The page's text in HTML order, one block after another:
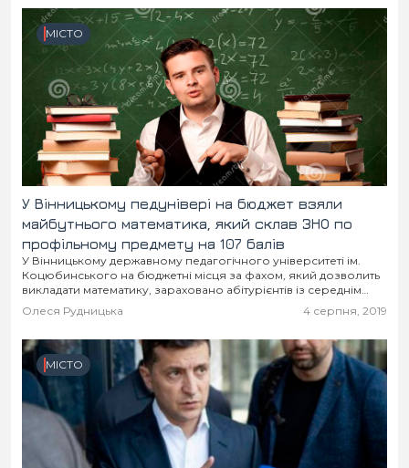
МІСТО
У Вінницькому педунівері на бюджет взяли
майбутнього математика, який склав ЗНО по
профільному предмету на 107 балів
У Вінницькому державному педагогічного університеті ім.
Коцюбинського на бюджетні місця за фахом, який дозволить
викладати математику, зараховано абітурієнтів із середнім
балом ЗНО по математиці у 155,5. Із зарахованих на бюджет...
Олеся Рудницька 4 серпня, 2019
МІСТО